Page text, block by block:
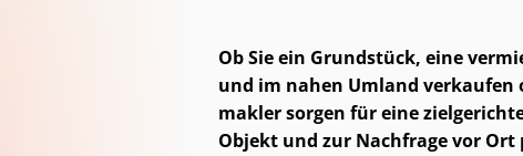
Ob Sie ein Grundstück, eine
und im nahen Umland
mak­ler sorgen für eine
Objekt und zur Nachfrage vor Ort